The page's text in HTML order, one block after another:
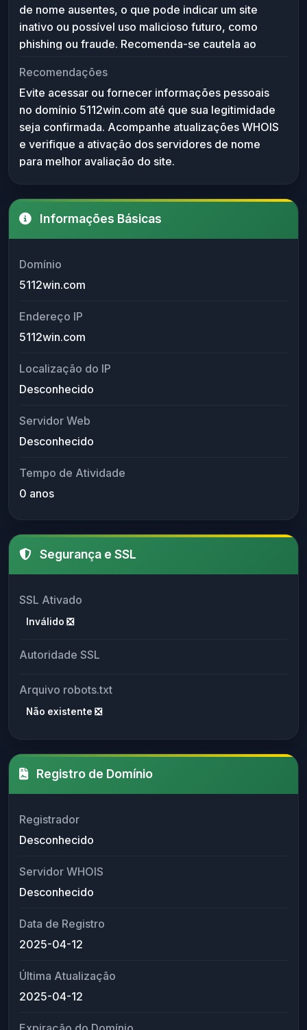
de nome ausentes, o que pode indicar um site
inativo ou possível uso malicioso futuro, como
phishing ou fraude. Recomenda-se cautela ao
pessoais ou financeiros e monitorar seu status
antes de qualquer acesso.
Recomendações
Evite acessar ou fornecer informações pessoais
no domínio 5112win.com até que sua legitimidade
seja confirmada. Acompanhe atualizações WHOIS
e verifique a ativação dos servidores de nome
para melhor avaliação do site.
Informações Básicas
Domínio
5112win.com
Endereço IP
5112win.com
Localização do IP
Desconhecido
Servidor Web
Desconhecido
Tempo de Atividade
0 anos
Segurança e SSL
SSL Ativado
Inválido ❎
Autoridade SSL
Arquivo robots.txt
Não existente ❎
Registro de Domínio
Registrador
Desconhecido
Servidor WHOIS
Desconhecido
Data de Registro
2025-04-12
Última Atualização
2025-04-12